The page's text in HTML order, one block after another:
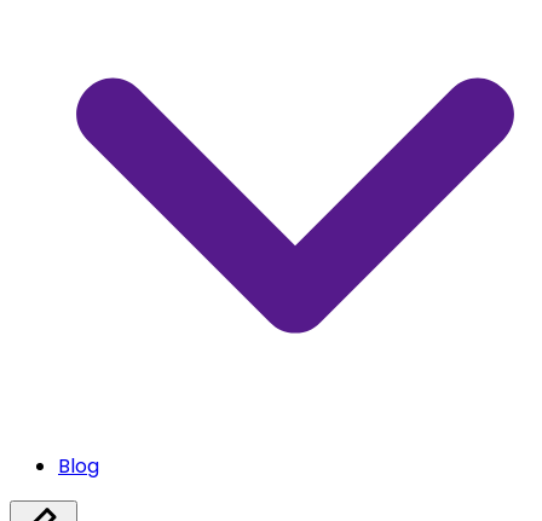
Blog